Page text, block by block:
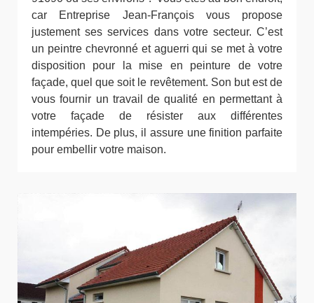
car Entreprise Jean-François vous propose
justement ses services dans votre secteur. C’est
un peintre chevronné et aguerri qui se met à votre
disposition pour la mise en peinture de votre
façade, quel que soit le revêtement. Son but est de
vous fournir un travail de qualité en permettant à
votre façade de résister aux différentes
intempéries. De plus, il assure une finition parfaite
pour embellir votre maison.